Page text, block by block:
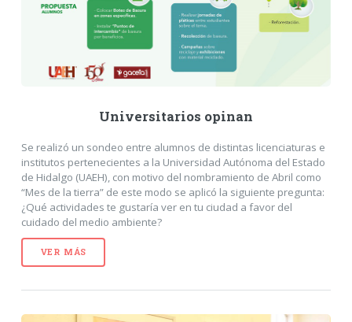
Universitarios opinan
Se realizó un sondeo entre alumnos de distintas licenciaturas e
institutos pertenecientes a la Universidad Autónoma del Estado
de Hidalgo (UAEH), con motivo del nombramiento de Abril como
“Mes de la tierra” de este modo se aplicó la siguiente pregunta:
¿Qué actividades te gustaría ver en tu ciudad a favor del
cuidado del medio ambiente?
VER MÁS